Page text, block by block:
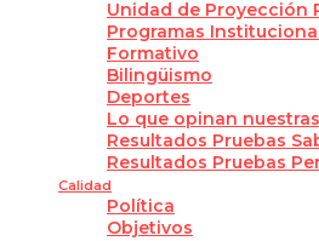
Unidad de Proyección
Programas
Formativo
Bilingüismo
Deportes
Lo que opinan
Resultados Pruebas
Resultados Pruebas
Calidad
Política
Objetivos